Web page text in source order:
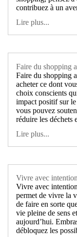
contribuez à un
Lire plus...
Faire du shopping
Faire du shopping
acheter ce dont
choix conscients
impact positif sur
vous pouvez
réduire les déchets
Lire plus...
Vivre avec
Vivre avec
permet de vivre la
de faire en sorte
vie pleine de sens
aujourd’hui.
débloquez les